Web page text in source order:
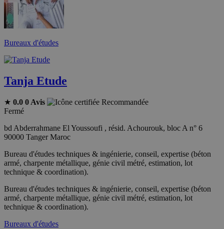
Bureaux d'études
Tanja Etude
★ 0.0 0 Avis
Recommandée
Fermé
bd Abderrahmane El Youssoufi , résid. Achourouk, bloc A n° 6
90000 Tanger Maroc
Bureau d'études techniques & ingénierie, conseil, expertise (béton
armé, charpente métallique, génie civil métré, estimation, lot
technique & coordination).
Bureau d'études techniques & ingénierie, conseil, expertise (béton
armé, charpente métallique, génie civil métré, estimation, lot
technique & coordination).
Bureaux d'études